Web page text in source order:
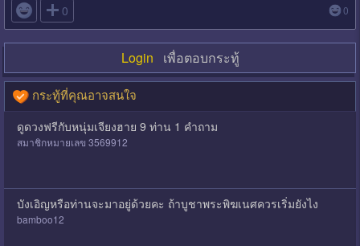
 0 0
Login เพื่อตอบกระทู้
กระทู้ที่คุณอาจสนใจ
ดูดวงฟรีกับหนุ่มเจียงฮาย 9 ท่าน 1 คำถาม
สมาชิกหมายเลข 3569912
บังเอิญหรือท่านจะมาอยู่ด้วยคะ ถ้าบูชาพระพิฆเนศควรเริ่มยังไง
bamboo12